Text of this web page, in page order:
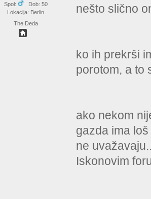
Spol:
Dob: 50
Lokacija: Berlin
The Deda
nešto slično
ko ih prekrši
porotom, a to
ako nekom
gazda ima
ne
Iskonovim